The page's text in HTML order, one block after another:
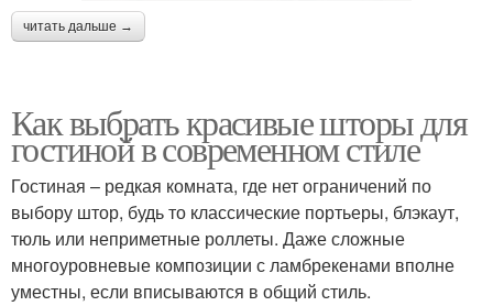
читать дальше →
Как выбрать красивые шторы для
гостиной в современном стиле
Гостиная – редкая комната, где нет ограничений по
выбору штор, будь то классические портьеры, блэкаут,
тюль или неприметные роллеты. Даже сложные
многоуровневые композиции с ламбрекенами вполне
уместны, если вписываются в общий стиль.